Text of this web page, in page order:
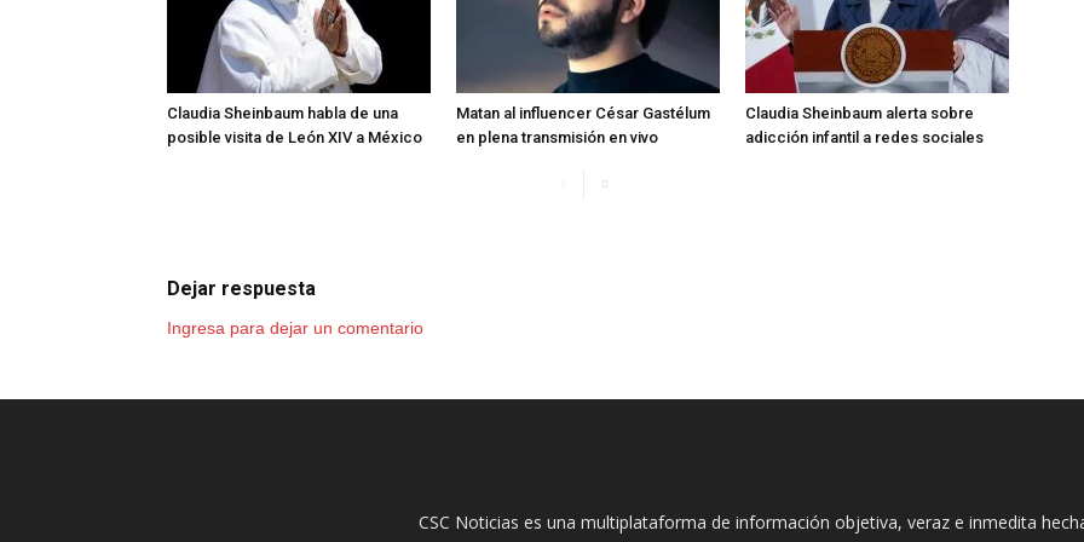
Claudia Sheinbaum habla de una
posible visita de León XIV a México
Matan al influencer César Gastélum
en plena transmisión en vivo
Claudia Sheinbaum alerta sobre
adicción infantil a redes sociales
Dejar respuesta
Ingresa para dejar un comentario
CSC Noticias es una multiplataforma de información objetiva, veraz e inmedita